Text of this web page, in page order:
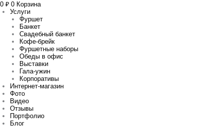
0 ₽ 0 Корзина
Услуги
Фуршет
Банкет
Свадебный банкет
Кофе-брейк
Фуршетные наборы
Обеды в офис
Выставки
Гала-ужин
Корпоративы
Интернет-магазин
Фото
Видео
Отзывы
Портфолио
Блог